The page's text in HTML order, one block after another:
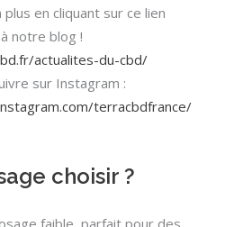
en cliquant sur ce lien
notre blog !
actualites-du-cbd/
sur Instagram :
terracbdfrance/
choisir ?
faible, parfait pour des